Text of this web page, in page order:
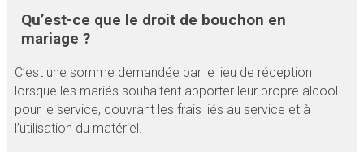
Qu’est-ce que le droit de bouchon en
mariage ?
C’est une somme demandée par le lieu de réception
lorsque les mariés souhaitent apporter leur propre alcool
pour le service, couvrant les frais liés au service et à
l’utilisation du matériel.